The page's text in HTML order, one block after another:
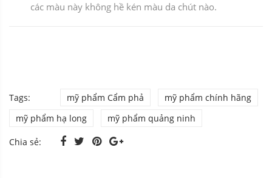
các màu này không hề kén màu da chút nào.
Tags: mỹ phẩm Cẩm phả
mỹ phẩm chính hãng
mỹ phẩm hạ long
mỹ phẩm quảng ninh
Chia sẻ: